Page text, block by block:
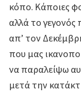
κόπο. Κάποιες
αλλά το γεγονός
απ’ τον
που μας
να παραλείψω
μετά την